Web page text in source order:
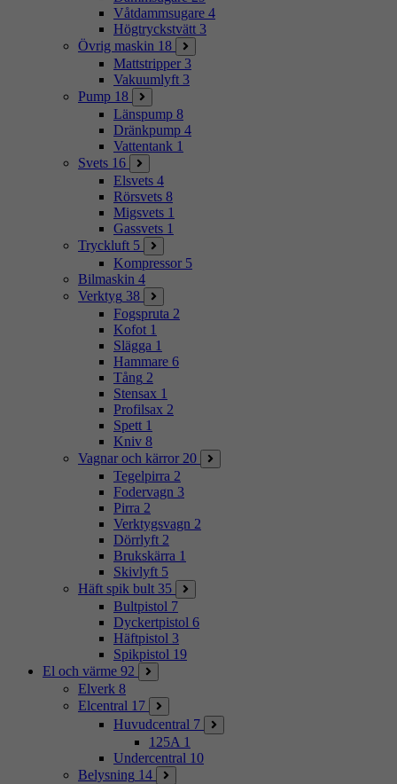
Våtdammsugare 4
Högtryckstvätt 3
Övrig maskin 18
Mattstripper 3
Vakuumlyft 3
Pump 18
Länspump 8
Dränkpump 4
Vattentank 1
Svets 16
Elsvets 4
Rörsvets 8
Migsvets 1
Gassvets 1
Tryckluft 5
Kompressor 5
Bilmaskin 4
Verktyg 38
Fogspruta 2
Kofot 1
Slägga 1
Hammare 6
Tång 2
Stensax 1
Profilsax 2
Spett 1
Kniv 8
Vagnar och kärror 20
Tegelpirra 2
Fodervagn 3
Pirra 2
Verktygsvagn 2
Dörrlyft 2
Brukskärra 1
Skivlyft 5
Häft spik bult 35
Bultpistol 7
Dyckertpistol 6
Häftpistol 3
Spikpistol 19
El och värme 92
Elverk 8
Elcentral 17
Huvudcentral 7
125A 1
Undercentral 10
Belysning 14